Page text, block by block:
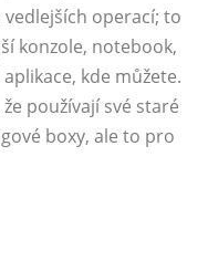
operací; to
konzole, notebook,
kde můžete.
používají své staré
boxy, ale to pro